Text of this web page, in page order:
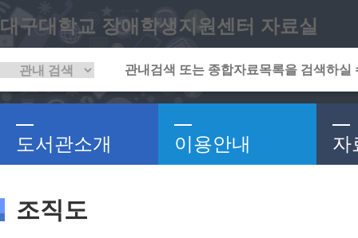
대구대학교 장애학생지원센터 자료실
도서관소개 이용안내 자
조직도